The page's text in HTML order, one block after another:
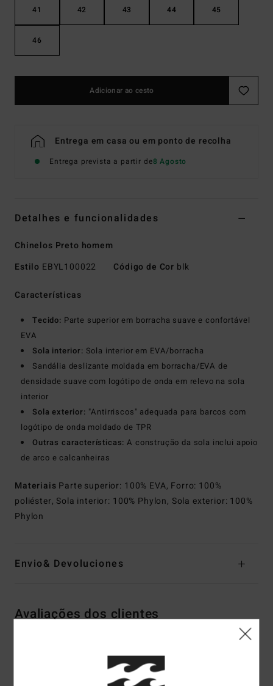
41 42 43 44 45
46
Adicionar ao cesto
Entrega em casa ou em ponto de recolha
Entrega prevista a partir de8 Agosto
Detalhes e funcionalidades
Chinelos Preto homem
Estilo EBYL100022 Código de Cor blk
Características
Tecido: Parte superior em borracha suave e confortável
EVA
Sola interior: Sola interior em EVA/borracha
Sandália deslizante moldada em borracha/EVA de
densidade suave com logótipo de onda em relevo na sola
interior
Sola exterior: "Antirriscos" adequada para barcos com
logótipo de onda moldado de TPR
Outras características: A construção da sola inclui apoio
de arco e calcanheiras
Materiais Parte superior: 100% EVA, Forro: 100%
poliéster, Sola interior: 100% Phylon, Sola exterior: 100%
Phylon
Envio& Devoluciones
Avaliações dos clientes
Pontuação média